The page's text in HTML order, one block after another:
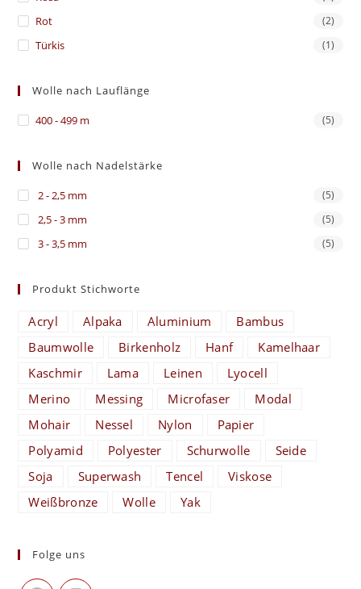
Rot (2)
Türkis (1)
Wolle nach Lauflänge
400 - 499 m (5)
Wolle nach Nadelstärke
2 - 2,5 mm (5)
2,5 - 3 mm (5)
3 - 3,5 mm (5)
Produkt Stichworte
Acryl Alpaka Aluminium
Bambus
Baumwolle
Birkenholz Hanf
Kamelhaar
Kaschmir
Lama Leinen
Lyocell
Merino
Messing Microfaser
Modal
Mohair
Nessel Nylon
Papier
Polyamid
Polyester Schurwolle
Seide
Soja
Superwash Tencel
Viskose
Weißbronze
Wolle Yak
Folge uns